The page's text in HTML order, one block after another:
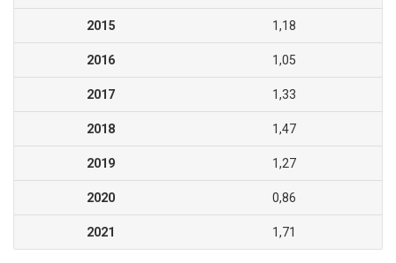
2015 1,18
2016 1,05
2017 1,33
2018 1,47
2019 1,27
2020 0,86
2021 1,71